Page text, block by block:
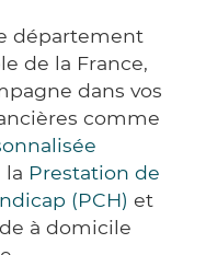
département
de la France,
dans vos
comme
la Prestation de
(PCH) et
à domicile